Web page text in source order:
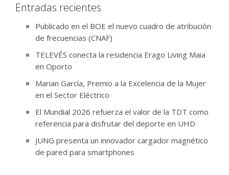
Entradas recientes
Publicado en el BOE el nuevo cuadro de atribución
de frecuencias (CNAF)
TELEVÉS conecta la residencia Erago Living Maia
en Oporto
Marian García, Premio a la Excelencia de la Mujer
en el Sector Eléctrico
El Mundial 2026 refuerza el valor de la TDT como
referencia para disfrutar del deporte en UHD
JUNG presenta un innovador cargador magnético
de pared para smartphones